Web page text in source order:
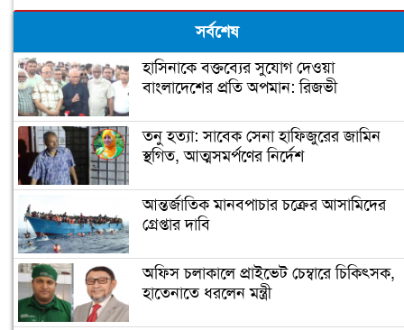
সর্বশেষ
হাসিনাকে বক্তব্যের সুযোগ দেওয়া
বাংলাদেশের প্রতি অপমান: রিজভী
তনু হত্যা: সাবেক সেনা হাফিজুরের জামিন
স্থগিত, আত্মসমর্পণের নির্দেশ
আন্তর্জাতিক মানবপাচার চক্রের আসামিদের
গ্রেপ্তার দাবি
অফিস চলাকালে প্রাইভেট চেম্বারে চিকিৎসক,
হাতেনাতে ধরলেন মন্ত্রী